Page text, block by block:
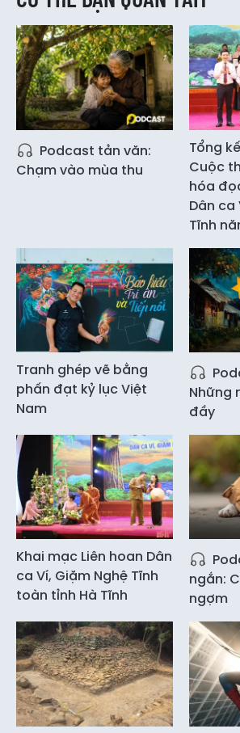
Podcast tản văn:
Chạm vào mùa thu
Tổng
Cuộc
hóa
Dân ca
Tĩnh
Tranh ghép vẽ bằng
phấn đạt kỷ lục Việt
Nam
Những
đầy
Khai mạc Liên hoan Dân
ca Ví, Giặm Nghệ Tĩnh
toàn tỉnh Hà Tĩnh
ngắn:
ngợm